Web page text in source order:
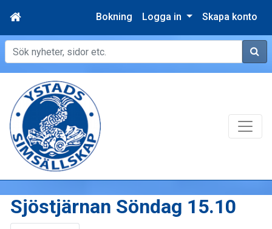
Bokning Logga in Skapa konto
Sök
Sjöstjärnan Söndag 15.10